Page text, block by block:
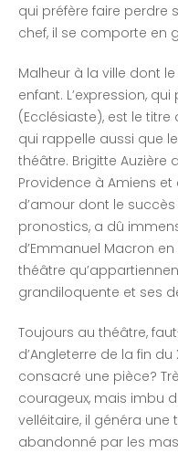
qui préfère faire perdre
chef, il se comporte en
Malheur à la ville dont
enfant. L’expression,
(Ecclésiaste), est le titre
qui rappelle aussi que
théâtre. Brigitte Auzière
Providence à Amiens et
d’amour dont le
pronostics, a dû
d’Emmanuel Macron
théâtre
grandiloquente et ses
Toujours au théâtre,
d’Angleterre de la fin
consacré une pièce?
courageux, mais imbu
velléitaire, il généra une
abandonné par les